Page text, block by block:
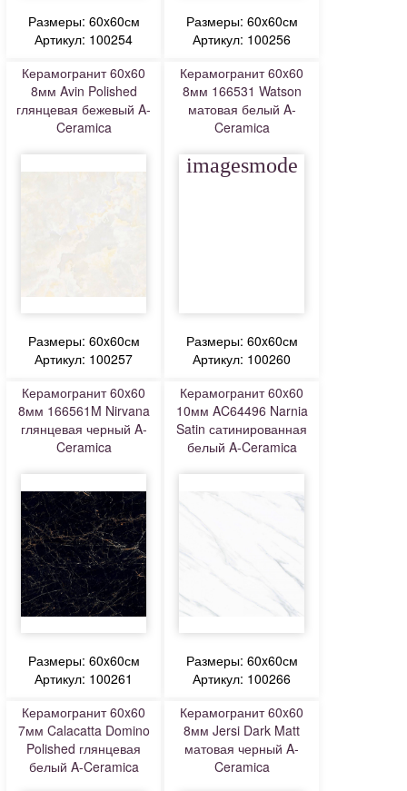
Размеры: 60x60см
Артикул: 100254
Размеры: 60x60см
Артикул: 100256
Керамогранит 60x60
8мм Avin Polished
глянцевая бежевый A-
Ceramica
Размеры: 60x60см
Артикул: 100257
Керамогранит 60x60
8мм 166531 Watson
матовая белый A-
Ceramica
imagesmode
Размеры: 60x60см
Артикул: 100260
Керамогранит 60x60
8мм 166561M Nirvana
глянцевая черный A-
Ceramica
Размеры: 60x60см
Артикул: 100261
Керамогранит 60x60
10мм AC64496 Narnia
Satin сатинированная
белый A-Ceramica
Размеры: 60x60см
Артикул: 100266
Керамогранит 60x60
7мм Calacatta Domino
Polished глянцевая
белый A-Ceramica
Керамогранит 60x60
8мм Jersi Dark Matt
матовая черный A-
Ceramica